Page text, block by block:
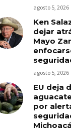
agosto 5, 2026
Ken
dejar
Mayo
agosto 5, 2026
EU deja
por